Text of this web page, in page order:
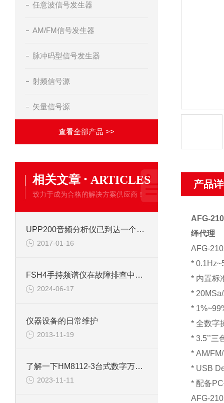
任意波信号发生器
AM/FM信号发生器
脉冲码型信号发生器
射频信号源
矢量信号源
查看全部产品 >>
相关文章 · ARTICLES
致力于成为合格的解决方案供应商！
UPP200音频分析仪已到达一个新的高度
2017-01-16
FSH4手持频谱仪在故障排查中有哪些优势？
2024-06-17
仪器设备的日常维护
2013-11-19
了解一下HM8112-3台式数字万用表的特点吧
2023-11-11
产品
AFG-
绎代理
AFG-
*
* 内置标
*
*
* 全数字
* 3.5’’
* AM/
* USB
* 配备
AFG-